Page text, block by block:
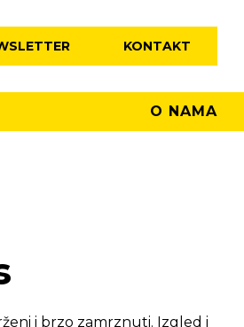
KONTAKT
O NAMA
i brzo zamrznuti. Izgled i